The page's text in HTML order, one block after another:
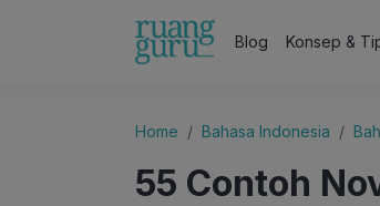
Blog Konsep &
Home Bahasa Indonesia
55 Contoh